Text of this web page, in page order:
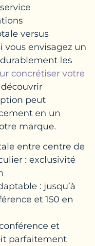
versus
vous envisagez un
les
concrétiser votre
peut
en un
marque.
entre centre de
: exclusivité
: jusqu’à
et 150 en
et
parfaitement